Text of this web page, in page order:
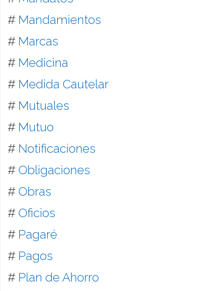
# Mandamientos
# Marcas
# Medicina
# Medida Cautelar
# Mutuales
# Mutuo
# Notificaciones
# Obligaciones
# Obras
# Oficios
# Pagaré
# Pagos
# Plan de Ahorro